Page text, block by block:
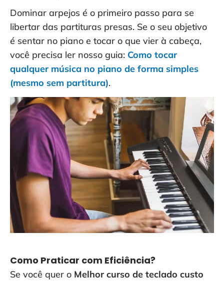
Dominar arpejos é o primeiro passo para se
libertar das partituras presas. Se o seu objetivo
é sentar no piano e tocar o que vier à cabeça,
você precisa ler nosso guia: Como tocar
qualquer música no piano de forma simples
(mesmo sem partitura).
Como Praticar com Eficiência?
Se você quer o Melhor curso de teclado custo